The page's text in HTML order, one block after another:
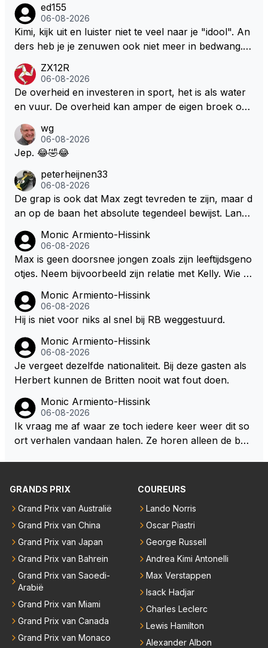
over dan kunnen ze hun eigen uitlaat gassen inade
men maar niet wetende was dat de F1 motor schone
r is dan een normale auto. Dus denk echt niet dat de
ters zullen steunen laat staan om een euro in het cir
cuit Zandvoort te steken
ed155
06-08-2026
Kimi, kijk uit en luister niet te veel naar je "idool". An
ders heb je je zenuwen ook niet meer in bedwang. Zi
Marquez/Jos ? Veel gezelliger
ZX12R
06-08-2026
De overheid en investeren in sport, het is als water
en vuur. De overheid kan amper de eigen broek oph
s. Je kunt de Staat het best vergelijken met de sherif
f van Nottinghem (Robin Hood) welk achter de bom
m/haar van zijn laatste zuurverdiende stuiver te ber
oven. De Staat heeft nooit ooit maar een stuiver in Z
andvoort willen investeren en dat zal ook nooit gebe
uren. Afdragen van BTW gelden en vergunningen bi
j dergelijke sportievefestiviteiten MOET je dan weer
wel afstaan, de parasiet.
wg
06-08-2026
Jep. 😂🤣😂
peterheijnen33
06-08-2026
De grap is ook dat Max zegt tevreden te zijn, maar d
an op de baan het absolute tegendeel bewijst. Lando
dan eigenlijk niet echt zien. ;)
Monic Armiento-Hissink
06-08-2026
Max is geen doorsnee jongen zoals zijn leeftijdsgeno
otjes. Neem bijvoorbeeld zijn relatie met Kelly. Wie g
artjes ouder is en al een kleine heeft van een voorm
alig RB-lid op de leeftijd van 23 jaar? Hij doet dingen
oon. Ieder jaar is er in Hongarije een uitje voor zijn t
eam. Op 28-jarige leeftijd is hij al eigenaar van een su
ccesvol raceteam. Hij is niet alleen speciaal in de aut
Monic Armiento-Hissink
06-08-2026
Hij is niet voor niks al snel bij RB weggestuurd.
Monic Armiento-Hissink
06-08-2026
Je vergeet dezelfde nationaliteit. Bij deze gasten als
Herbert kunnen de Britten nooit wat fout doen.
Monic Armiento-Hissink
06-08-2026
Ik vraag me af waar ze toch iedere keer weer dit so
ort verhalen vandaan halen. Ze horen alleen de boa
emand weet wat er zich afspeelt achter gesloten de
iedereen is vertrokken. Dat er nu een paar jaar acht
er elkaar mensen een andere uitdagingen zoeken of
niet meer in de F1 willen werken is niet zo gek als de
meesten van hen al sinds dat RB hun intrede deed a
anwezig waren. De mensen die nu een aantal van di
e lege plaatsen op gaan vullen hebben ook al jaren
binnen RB gewerkt en zijn voor Max geen vreemde
n meer. Ook andere teams verliezen mensen. Er wo
rdt teveel drama van gemaakt.
GRANDS PRIX
Grand Prix van Australië
Grand Prix van China
Grand Prix van Japan
Grand Prix van Bahrein
Grand Prix van Saoedi-
Arabië
Grand Prix van Miami
Grand Prix van Canada
Grand Prix van Monaco
COUREURS
Lando Norris
Oscar Piastri
George Russell
Andrea Kimi Antonelli
Max Verstappen
Isack Hadjar
Charles Leclerc
Lewis Hamilton
Alexander Albon